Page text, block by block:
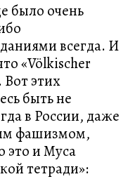
было очень
всегда. И
«Völkischer
Вот этих
быть не
в России, даже
фашизмом,
это и Муса
тетради»: